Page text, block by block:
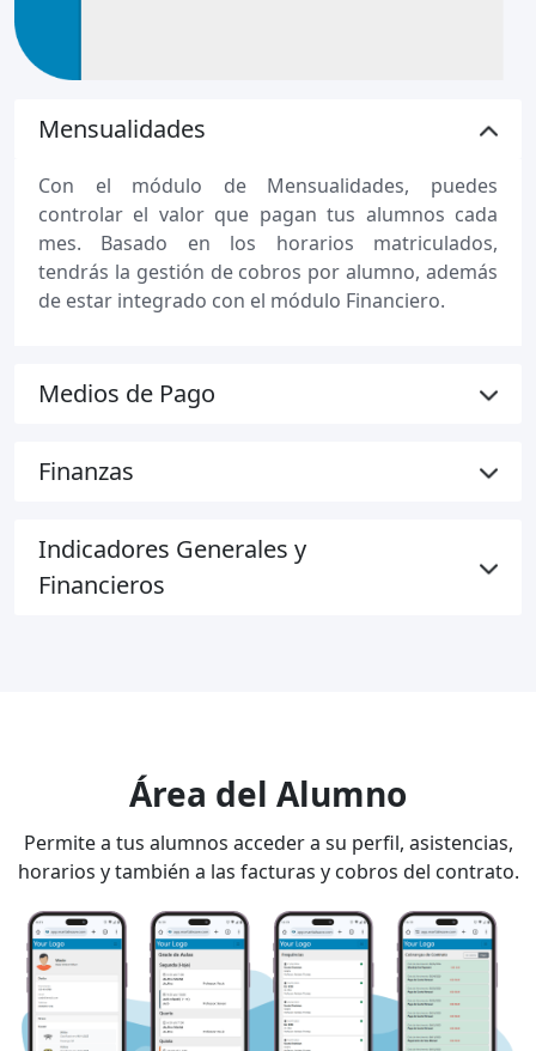
Mensualidades
Con el módulo de Mensualidades, puedes
controlar el valor que pagan tus alumnos cada
mes. Basado en los horarios matriculados,
tendrás la gestión de cobros por alumno, además
de estar integrado con el módulo Financiero.
Medios de Pago
Finanzas
Indicadores Generales y
Financieros
Área del Alumno
Permite a tus alumnos acceder a su perfil, asistencias,
horarios y también a las facturas y cobros del contrato.